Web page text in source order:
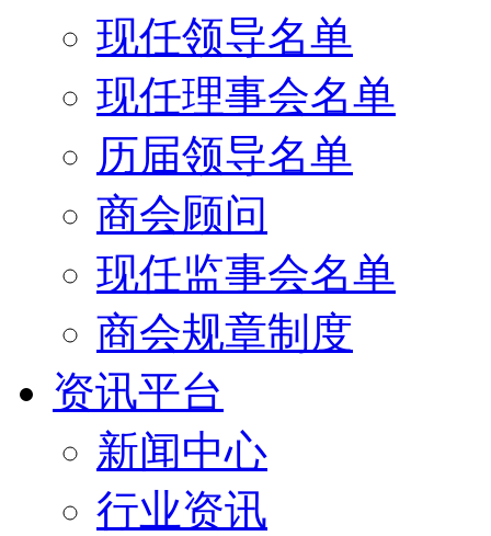
现任领导名单
现任理事会名单
历届领导名单
商会顾问
现任监事会名单
商会规章制度
资讯平台
新闻中心
行业资讯